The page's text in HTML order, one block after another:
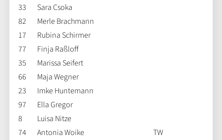
33
Sara Csoka
82
Merle Brachmann
17
Rubina Schirmer
77
Finja Raßloff
35
Marissa Seifert
66
Maja Wegner
23
Imke Huntemann
97
Ella Gregor
8
Luisa Nitze
74
Antonia Woike
TW